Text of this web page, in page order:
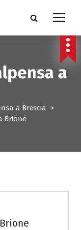
a
a Brescia >
Brione